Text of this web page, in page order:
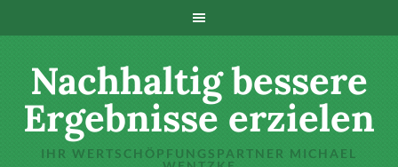
Nachhaltig bessere
Ergebnisse erzielen
IHR WERTSCHÖPFUNGSPARTNER MICHAEL